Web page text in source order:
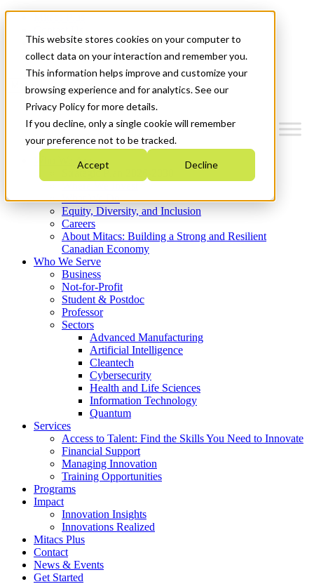
This website stores cookies on your computer to
collect data on your interaction and remember you.
This information helps improve and customize your
browsing experience and for analytics. See our
Privacy Policy for more details.
If you decline, only a single cookie will remember
your preference not to be tracked.
Accept Decline
News & Events
Get Started
Menu
Who We Are
Strategic Plan 2026-2030
What We Do
Equity, Diversity, and Inclusion
Careers
About Mitacs: Building a Strong and Resilient
Canadian Economy
Who We Serve
Business
Not-for-Profit
Student & Postdoc
Professor
Sectors
Advanced Manufacturing
Artificial Intelligence
Cleantech
Cybersecurity
Health and Life Sciences
Information Technology
Quantum
Services
Access to Talent: Find the Skills You Need to Innovate
Financial Support
Managing Innovation
Training Opportunities
Programs
Impact
Innovation Insights
Innovations Realized
Mitacs Plus
Contact
News & Events
Get Started